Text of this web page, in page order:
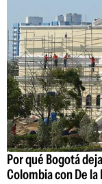
Por qué Bogotá
Colombia con De